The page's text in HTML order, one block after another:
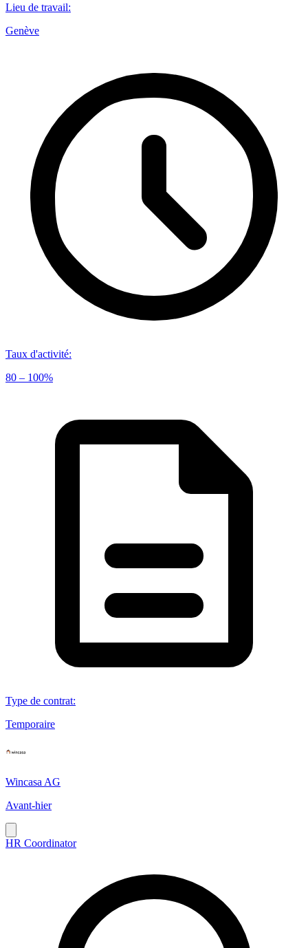
Lieu de travail:
Genève
Taux d'activité:
80 – 100%
Type de contrat:
Temporaire
Wincasa AG
Avant-hier
HR Coordinator